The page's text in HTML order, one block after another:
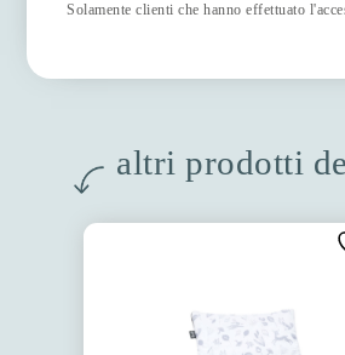
Solamente clienti che hanno effettuato
altri prodotti